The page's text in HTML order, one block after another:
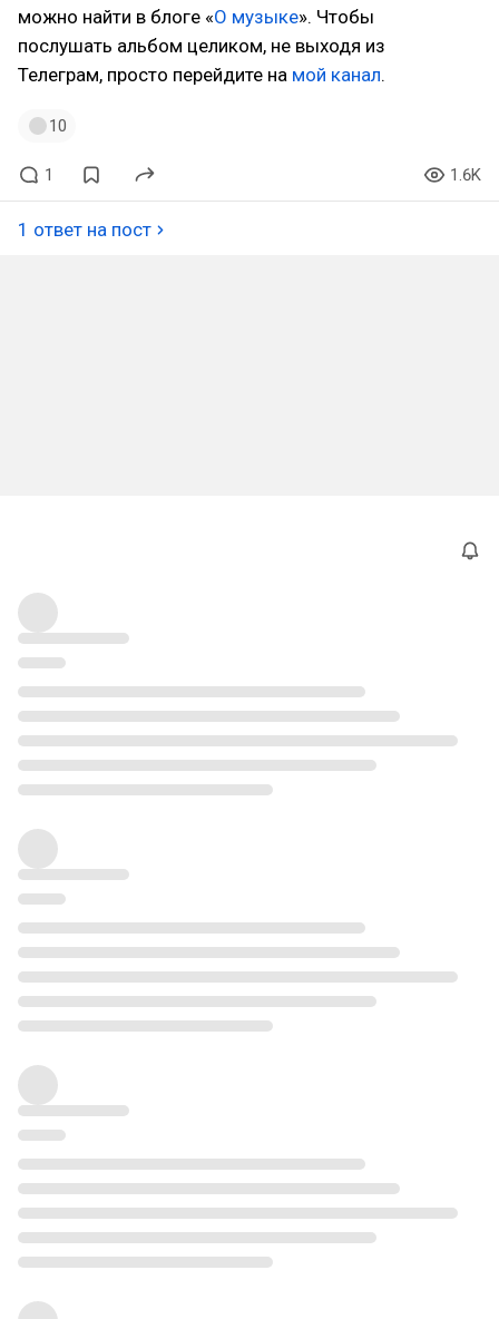
можно найти в блоге «О музыке». Чтобы
послушать альбом целиком, не выходя из
Телеграм, просто перейдите на мой канал.
10
1 1.6K
1 ответ на пост